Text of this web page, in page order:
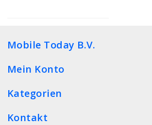
Mobile Today B.V.
Mein Konto
Kategorien
Kontakt